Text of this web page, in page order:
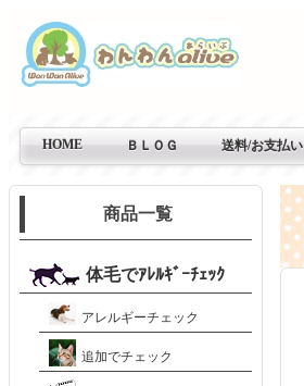
HOME ＢＬＯＧ 送料/お支払い
商品一覧
体毛でｱﾚﾙｷﾞｰﾁｪｯｸ
アレルギーチェック
追加でチェック